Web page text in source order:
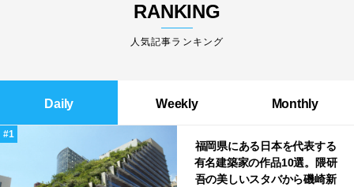
RANKING
人気記事ランキング
Daily Weekly Monthly
福岡県にある日本を代表する
有名建築家の作品10選。隈研
吾の美しいスタバから磯崎新